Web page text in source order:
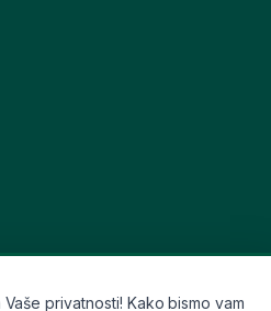
privatnosti! Kako bismo vam